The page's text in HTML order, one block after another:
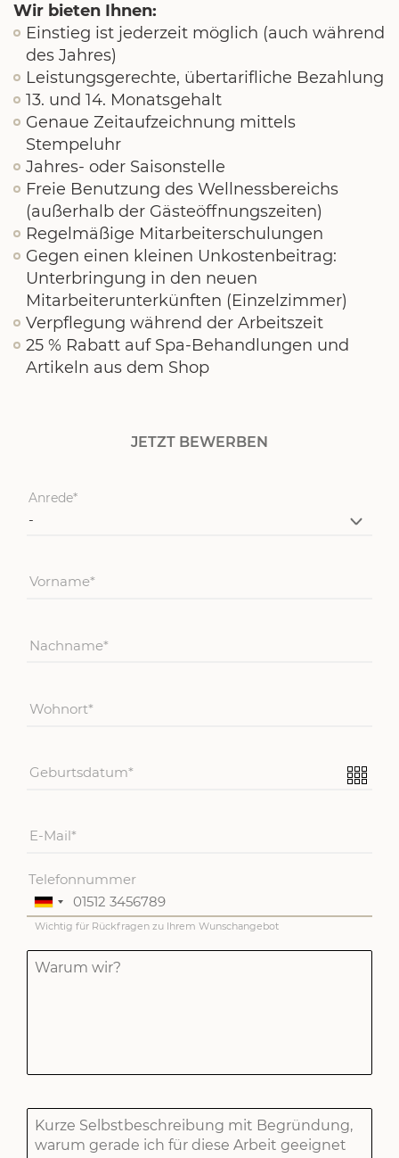
Wir bieten Ihnen:
Einstieg ist jederzeit möglich (auch während
des Jahres)
Leistungsgerechte, übertarifliche Bezahlung
13. und 14. Monatsgehalt
Genaue Zeitaufzeichnung mittels
Stempeluhr
Jahres- oder Saisonstelle
Freie Benutzung des Wellnessbereichs
(außerhalb der Gästeöffnungszeiten)
Regelmäßige Mitarbeiterschulungen
Gegen einen kleinen Unkostenbeitrag:
Unterbringung in den neuen
Mitarbeiterunterkünften (Einzelzimmer)
Verpflegung während der Arbeitszeit
25 % Rabatt auf Spa-Behandlungen und
Artikeln aus dem Shop
JETZT BEWERBEN
Anrede
Vorname
Nachname
Wohnort
Geburtsdatum
E-Mail
Wichtig für Rückfragen zu Ihrem Wunschangebot
Telefonnummer